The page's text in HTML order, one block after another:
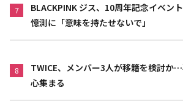
7
BLACKPINK ジス、10周年記念イベン
憶測に「意味を持たせないで」
8
TWICE、メンバー3人が移籍を検討か
心集まる